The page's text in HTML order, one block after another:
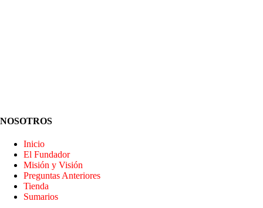
NOSOTROS
Inicio
El Fundador
Misión y Visión
Preguntas Anteriores
Tienda
Sumarios